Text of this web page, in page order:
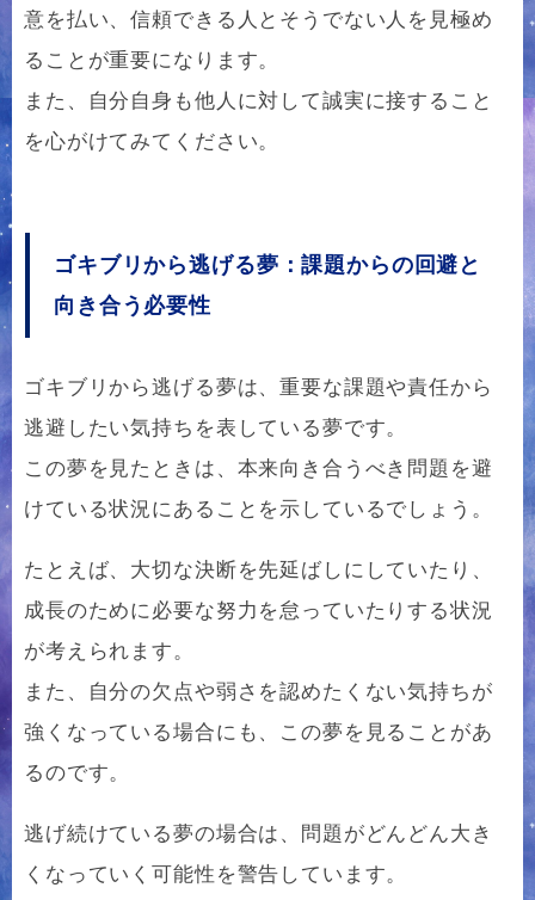
意を払い、信頼できる人とそうでない人を見極め
ることが重要になります。
また、自分自身も他人に対して誠実に接すること
を心がけてみてください。
ゴキブリから逃げる夢：課題からの回避と
向き合う必要性
ゴキブリから逃げる夢は、重要な課題や責任から
逃避したい気持ちを表している夢です。
この夢を見たときは、本来向き合うべき問題を避
けている状況にあることを示しているでしょう。
たとえば、大切な決断を先延ばしにしていたり、
成長のために必要な努力を怠っていたりする状況
が考えられます。
また、自分の欠点や弱さを認めたくない気持ちが
強くなっている場合にも、この夢を見ることがあ
るのです。
逃げ続けている夢の場合は、問題がどんどん大き
くなっていく可能性を警告しています。